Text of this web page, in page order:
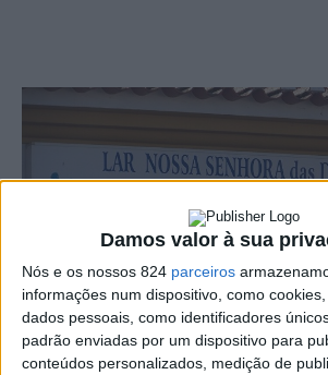
Damos valor à sua
Nós e os nossos 824 parceiros
informações num dispositivo, como
dados pessoais, como identificadores
padrão enviadas por um dispositivo para
conteúdos personalizados, medição de